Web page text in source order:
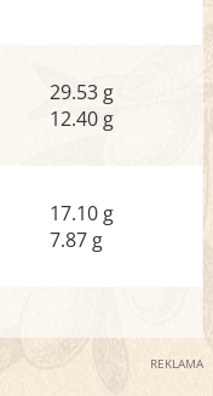
29.53 g
12.40 g
17.10 g
7.87 g
REKLAMA